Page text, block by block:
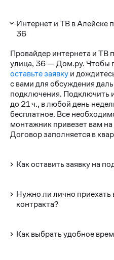
Интернет и ТВ в Алейске
36
Провайдер интернета и ТВ
улица, 36 — Дом.ру. Чтобы
оставьте заявкуи
с вами для обсуждения
подключения. Подключить
до 21 ч., в любой день
бесплатное. Все
монтажник привезет вам
Договор заполняется в
Как оставить заявку на
Нужно ли лично приехать
контракта?
Как выбрать удобное